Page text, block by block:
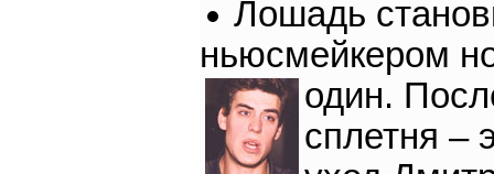
Лошадь
ньюсмейкером
один.
сплетня –